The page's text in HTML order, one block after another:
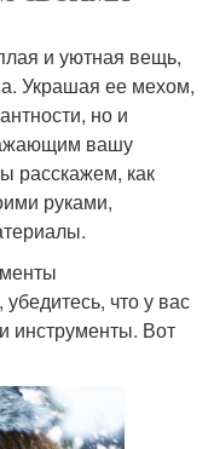
и уютная вещь,
Украшая ее мехом,
но и
вашу
расскажем, как
руками,
что у вас
инструменты. Вот